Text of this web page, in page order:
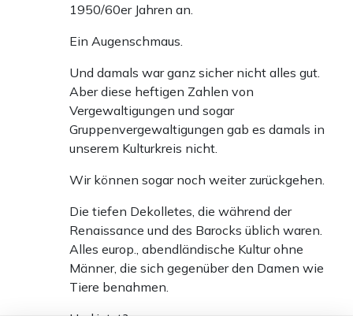
1950/60er Jahren an.
Ein Augenschmaus.
Und damals war ganz sicher nicht alles gut.
Aber diese heftigen Zahlen von
Vergewaltigungen und sogar
Gruppenvergewaltigungen gab es damals in
unserem Kulturkreis nicht.
Wir können sogar noch weiter zurückgehen.
Die tiefen Dekolletes, die während der
Renaissance und des Barocks üblich waren.
Alles europ., abendländische Kultur ohne
Männer, die sich gegenüber den Damen wie
Tiere benahmen.